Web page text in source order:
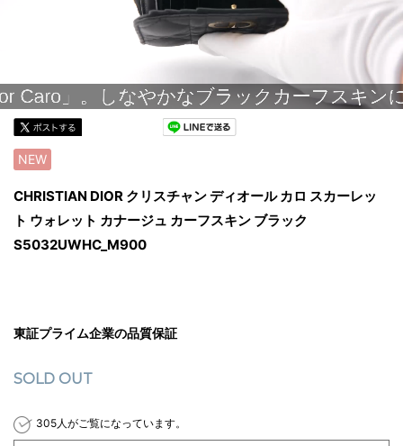
NEW
CHRISTIAN DIOR クリスチャン ディオール カロ スカーレッ
ト ウォレット カナージュ カーフスキン ブラック
S5032UWHC_M900
東証プライム企業の品質保証
SOLD OUT
305人がご覧になっています。